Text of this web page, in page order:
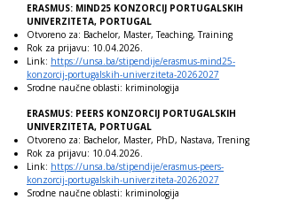
ERASMUS: MIND25 KONZORCIJ PORTUGALSKIH
UNIVERZITETA, PORTUGAL
Otvoreno za: Bachelor, Master, Teaching, Training
Rok za prijavu: 10.04.2026.
Link: https://unsa.ba/stipendije/erasmus-mind25-
konzorcij-portugalskih-univerziteta-20262027
Srodne naučne oblasti: kriminologija
ERASMUS: PEERS KONZORCIJ PORTUGALSKIH
UNIVERZITETA, PORTUGAL
Otvoreno za: Bachelor, Master, PhD, Nastava, Trening
Rok za prijavu: 10.04.2026.
Link: https://unsa.ba/stipendije/erasmus-peers-
konzorcij-portugalskih-univerziteta-20262027
Srodne naučne oblasti: kriminologija